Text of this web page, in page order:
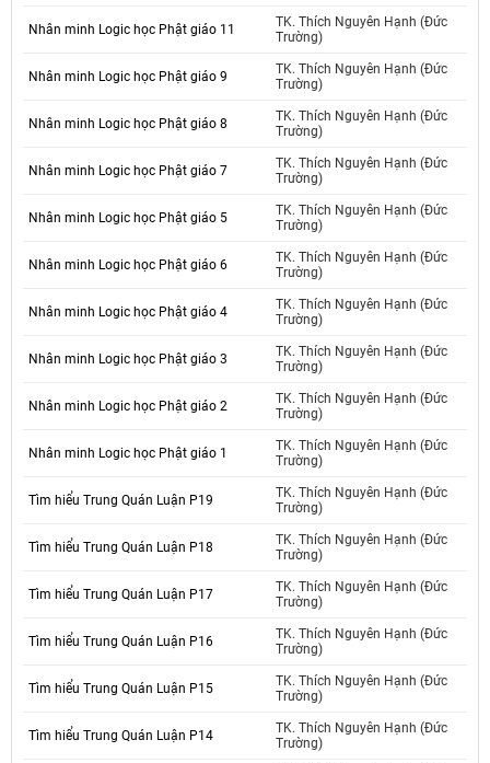
Nhân minh Logic học Phật giáo 11
TK. Thích Nguyên Hạnh (Đức
Trường)
Nhân minh Logic học Phật giáo 9
TK. Thích Nguyên Hạnh (Đức
Trường)
Nhân minh Logic học Phật giáo 8
TK. Thích Nguyên Hạnh (Đức
Trường)
Nhân minh Logic học Phật giáo 7
TK. Thích Nguyên Hạnh (Đức
Trường)
Nhân minh Logic học Phật giáo 5
TK. Thích Nguyên Hạnh (Đức
Trường)
Nhân minh Logic học Phật giáo 6
TK. Thích Nguyên Hạnh (Đức
Trường)
Nhân minh Logic học Phật giáo 4
TK. Thích Nguyên Hạnh (Đức
Trường)
Nhân minh Logic học Phật giáo 3
TK. Thích Nguyên Hạnh (Đức
Trường)
Nhân minh Logic học Phật giáo 2
TK. Thích Nguyên Hạnh (Đức
Trường)
Nhân minh Logic học Phật giáo 1
TK. Thích Nguyên Hạnh (Đức
Trường)
Tìm hiểu Trung Quán Luận P19
TK. Thích Nguyên Hạnh (Đức
Trường)
Tìm hiểu Trung Quán Luận P18
TK. Thích Nguyên Hạnh (Đức
Trường)
Tìm hiểu Trung Quán Luận P17
TK. Thích Nguyên Hạnh (Đức
Trường)
Tìm hiểu Trung Quán Luận P16
TK. Thích Nguyên Hạnh (Đức
Trường)
Tìm hiểu Trung Quán Luận P15
TK. Thích Nguyên Hạnh (Đức
Trường)
Tìm hiểu Trung Quán Luận P14
TK. Thích Nguyên Hạnh (Đức
Trường)